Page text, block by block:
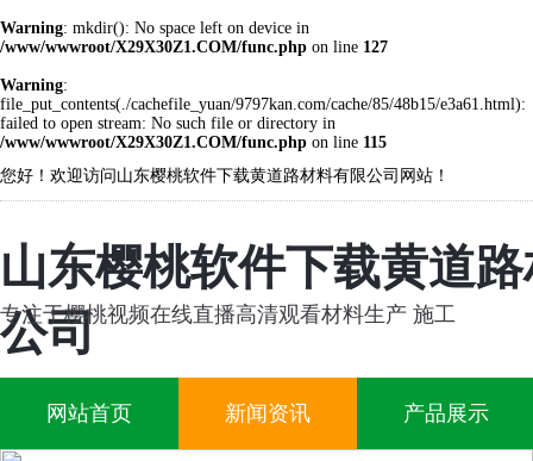
Warning: mkdir(): No space left on device in
/www/wwwroot/X29X30Z1.COM/func.php on line 127
Warning:
file_put_contents(./cachefile_yuan/9797kan.com/cache/85/48b15/e3a61.html):
failed to open stream: No such file or directory in
/www/wwwroot/X29X30Z1.COM/func.php on line 115
您好！欢迎访问山东樱桃软件下载黄道路材料有限公司网站！
山东樱桃软件下载黄道
公司
专注于樱桃视频在线直播高清观看材料生产 施工
网站首页 新闻资讯 产品展示